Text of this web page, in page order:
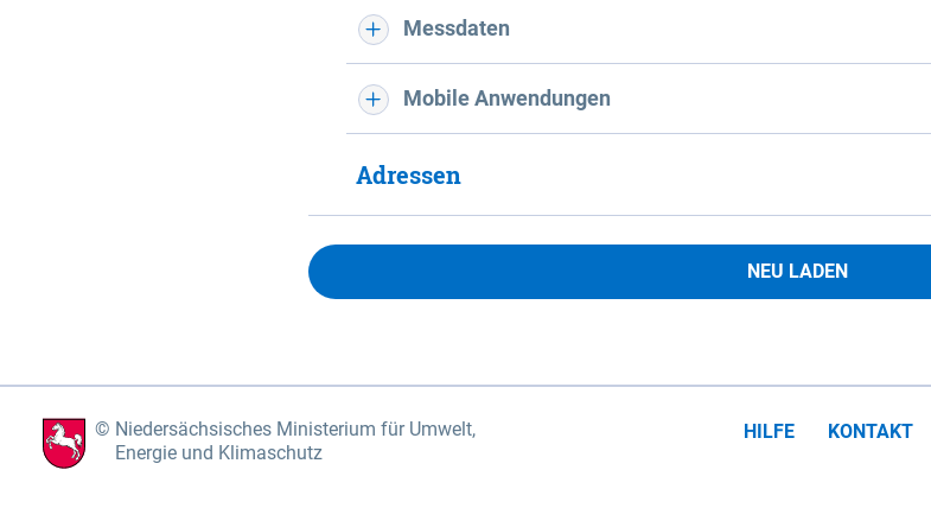
Messdaten
Mobile Anwendungen
Adressen
NEU LADEN
Niedersächsisches Ministerium für Umwelt,
Energie und Klimaschutz
HILFE KONTAKT